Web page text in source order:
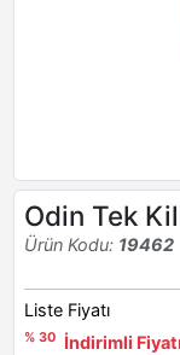
Odin Tek
Ürün Kodu: 19462
Liste Fiyatı
% 30
İndirimli Fiyatı